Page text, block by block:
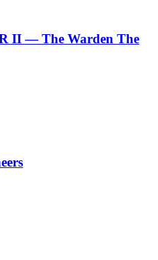
II — The Warden The